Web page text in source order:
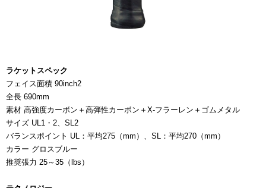
ラケットスペック
フェイス面積 90inch2
全長 690mm
素材 高強度カーボン＋高弾性カーボン＋X-フラーレン＋ゴムメタル
サイズ UL1・2、SL2
バランスポイント UL：平均275（mm）、SL：平均270（mm）
カラー グロスブルー
推奨張力 25～35（lbs）